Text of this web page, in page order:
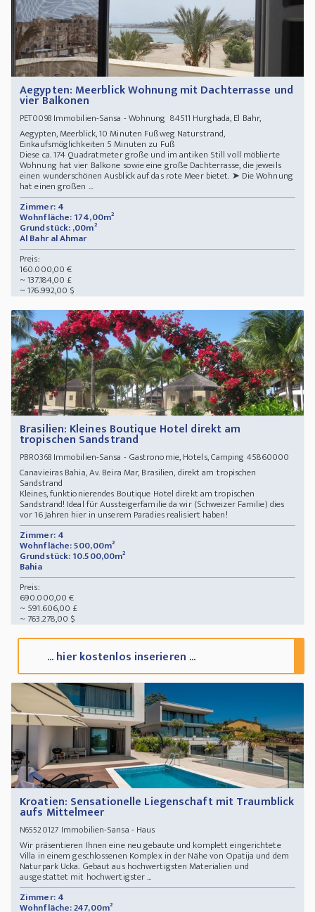
Aegypten: Meerblick Wohnung mit Dachterrasse und
vier Balkonen
PET0098Immobilien-Sansa - Wohnung 84511 Hurghada, El Bahr,
Aegypten, Meerblick, 10 Minuten Fußweg Naturstrand,
Einkaufsmöglichkeiten 5 Minuten zu Fuß
Diese ca. 174 Quadratmeter große und im antiken Still voll möblierte
Wohnung hat vier Balkone sowie eine große Dachterrasse, die jeweils
einen wunderschönen Ausblick auf das rote Meer bietet. ➤ Die Wohnung
hat einen großen ...
Zimmer: 4
Wohnfläche: 174,00m²
Grundstück: ,00m²
Al Bahr al Ahmar
Preis:
160.000,00 €
~ 137.184,00 £
~ 176.992,00 $
Brasilien: Kleines Boutique Hotel direkt am
tropischen Sandstrand
PBR0368Immobilien-Sansa - Gastronomie, Hotels, Camping 45860000
Canavieiras Bahia, Av. Beira Mar, Brasilien, direkt am tropischen
Sandstrand
Kleines, funktionierendes Boutique Hotel direkt am tropischen
Sandstrand! Ideal für Aussteigerfamilie da wir (Schweizer Familie) dies
vor 16 Jahren hier in unserem Paradies realisiert haben!
Zimmer: 4
Wohnfläche: 500,00m²
Grundstück: 10.500,00m²
Bahia
Preis:
690.000,00 €
~ 591.606,00 £
~ 763.278,00 $
... hier kostenlos inserieren ...
Kroatien: Sensationelle Liegenschaft mit Traumblick
aufs Mittelmeer
N65520127 Immobilien-Sansa - Haus
Wir präsentieren Ihnen eine neu gebaute und komplett eingerichtete
Villa in einem geschlossenen Komplex in der Nähe von Opatija und dem
Naturpark Ucka. Gebaut aus hochwertigsten Materialien und
ausgestattet mit hochwertigster ...
Zimmer: 4
Wohnfläche: 247,00m²